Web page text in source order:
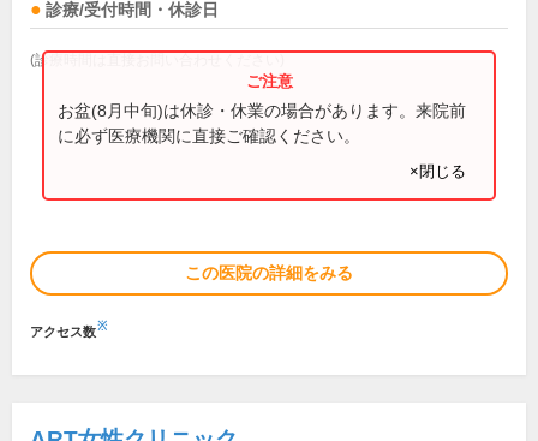
診療/受付時間・休診日
(診療時間は直接お問い合わせください)
お盆(8月中旬)は休診・休業の場合があります。来院前
に必ず医療機関に直接ご確認ください。
×閉じる
この医院の詳細をみる
アクセス数※